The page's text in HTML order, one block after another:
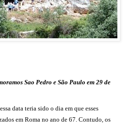
Sao Pedro e São Paulo em 29 de
data teria sido o dia em que esses
em Roma no ano de 67. Contudo, os